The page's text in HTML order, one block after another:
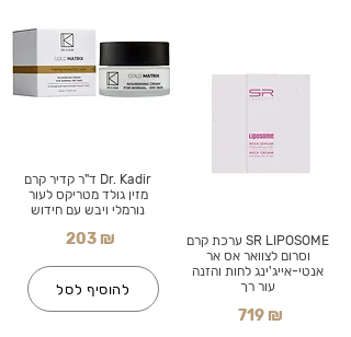
Dr. Kadir ד"ר קדיר קרם
מזין גולד מטריקס לעור
נורמלי ויבש עם חידוש
203 ₪
להוסיף לסל
SR LIPOSOME ערכת קרם
וסרום לצוואר אס אר
אנטי-אייג'ינג לחות והזנה
עור רך
719 ₪